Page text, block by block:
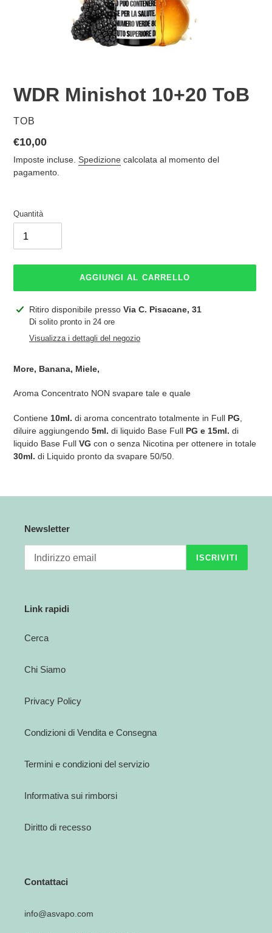
WDR Minishot 10+20 ToB
VENDITORE
TOB
Prezzo
di
listino
€10,00
Imposte incluse. Spedizione calcolata al momento del
pagamento.
Quantità
AGGIUNGI AL CARRELLO
Inserimento
prodotto
Ritiro disponibile presso Via C. Pisacane, 31
Di solito pronto in 24 ore
Visualizza i dettagli del negozio
More, Banana, Miele,
Aroma Concentrato NON svapare tale e quale
Contiene 10ml. di aroma concentrato totalmente in Full PG
diluire aggiungendo 5ml. di liquido Base Full PG e 15ml. di
liquido Base Full VG con o senza Nicotina per ottenere in totale
30ml. di Liquido pronto da svapare 50/50.
Newsletter
ISCRIVITI
Link rapidi
Cerca
Chi Siamo
Privacy Policy
Condizioni di Vendita e Consegna
Termini e condizioni del servizio
Informativa sui rimborsi
Diritto di recesso
Contattaci
info@asvapo.com